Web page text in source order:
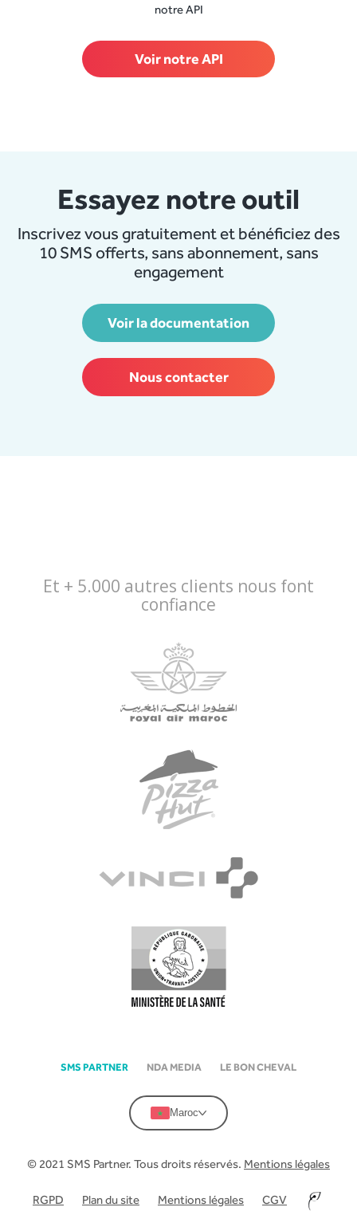
notre API
Voir notre API
Essayez notre outil
Inscrivez vous gratuitement et bénéficiez des
10 SMS offerts, sans abonnement, sans
engagement
Voir la documentation
Nous contacter
Et + 5.000 autres clients nous font
confiance
SMS PARTNER NDA MEDIA LE BON CHEVAL
Maroc
© 2021 SMS Partner. Tous droits réservés. Mentions légales
RGPD Plan du site Mentions légales CGV –